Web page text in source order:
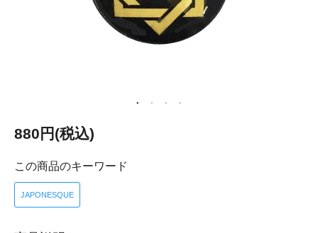
880円(税込)
この商品のキーワード
JAPONESQUE